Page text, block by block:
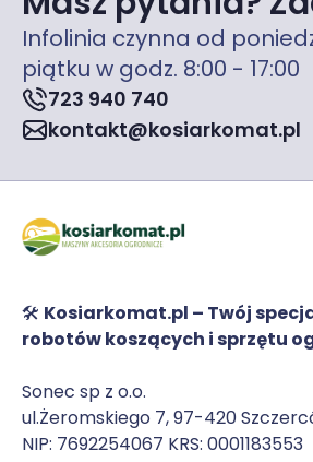
Infolinia czynna od
piątku w godz. 8:00 - 17:00
723 940 740
kontakt@kosiarkomat.pl
🛠️ Kosiarkomat.pl – Twój
robotów koszących i sprzętu
Sonec sp z o.o.
ul.Żeromskiego 7, 97-420
NIP: 7692254067 KRS: 0001183553